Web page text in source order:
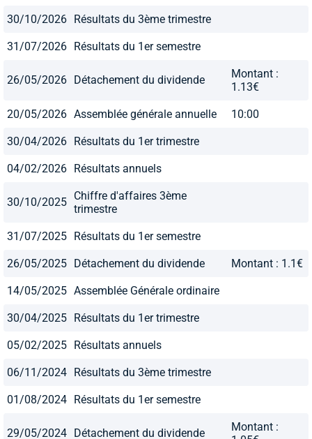
30/10/2026 Résultats du 3ème trimestre
31/07/2026 Résultats du 1er semestre
26/05/2026 Détachement du dividende
Montant :
1.13€
20/05/2026 Assemblée générale annuelle 10:00
30/04/2026 Résultats du 1er trimestre
04/02/2026 Résultats annuels
30/10/2025 Chiffre d'affaires 3ème
trimestre
31/07/2025 Résultats du 1er semestre
26/05/2025 Détachement du dividende Montant : 1.1€
14/05/2025 Assemblée Générale ordinaire
30/04/2025 Résultats du 1er trimestre
05/02/2025 Résultats annuels
06/11/2024 Résultats du 3ème trimestre
01/08/2024 Résultats du 1er semestre
29/05/2024 Détachement du dividende
Montant :